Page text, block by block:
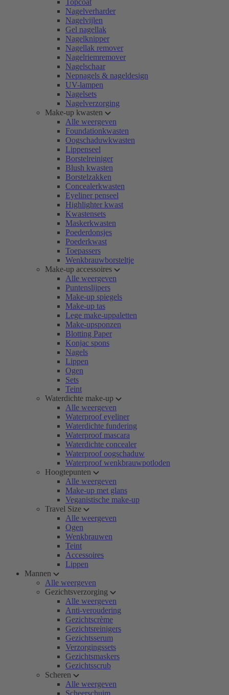
Topcoat
Nagelverharder
Nagelvijlen
Gel nagellak
Nagelknipper
Nagellak remover
Nagelriemremover
Nagelschaar
Nepnagels & nageldesign
UV-lampen
Nagelsets
Nagelverzorging
Make-up kwasten
Alle weergeven
Foundationkwasten
Oogschaduwkwasten
Lippenseel
Borstelreiniger
Blush kwasten
Borstelzakken
Concealerkwasten
Eyeliner penseel
Highlighter kwast
Kwastensets
Maskerkwasten
Poederdonsjes
Poederkwast
Toepassers
Wenkbrauwborsteltje
Make-up accessoires
Alle weergeven
Puntenslijpers
Make-up spiegels
Make-up tas
Lege make-uppaletten
Make-upsponzen
Blotting Paper
Konjac spons
Nagels
Lippen
Ogen
Sets
Teint
Waterdichte make-up
Alle weergeven
Waterproof eyeliner
Waterdichte fundering
Waterproof mascara
Waterdichte concealer
Waterproof oogschaduw
Waterproof wenkbrauwpotloden
Hoogtepunten
Alle weergeven
Make-up met glans
Veganistische make-up
Travel Size
Alle weergeven
Ogen
Wenkbrauwen
Teint
Accessoires
Lippen
Mannen
Alle weergeven
Gezichtsverzorging
Alle weergeven
Anti-veroudering
Gezichtscrème
Gezichtsreinigers
Gezichtsserum
Verzorgingssets
Gezichtsmaskers
Gezichtsscrub
Scheren
Alle weergeven
Scheerschuim